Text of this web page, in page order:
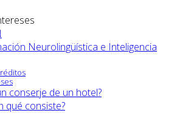
Neurolingüística e Inteligencia
conserje de un hotel?
qué consiste?